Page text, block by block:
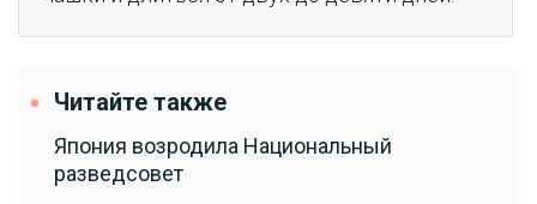
Читайте также
Япония возродила Национальный
разведсовет